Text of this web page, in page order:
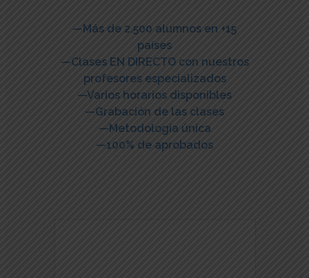
—Más de 2.500 alumnos en +15
países
—Clases EN DIRECTO con nuestros
profesores especializados
—Varios horarios disponibles
—Grabación de las clases
—Metodología única
—100% de aprobados